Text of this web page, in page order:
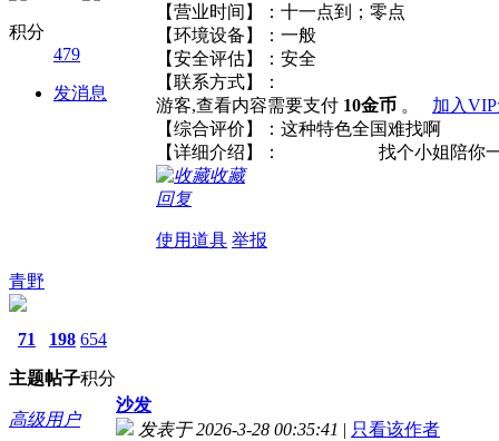
积分
479
发消息
【营业时间】：十一点到；零点
【环境设备】：一般
【安全评估】：安全
【联系方式】：
游客,查看内容需要支付 10金币 。 加入
【综合评价】：这种特色全
【详细介绍】： 找个小姐陪你一
收藏
回复
使用道具 举报
青野
71
主题
198
帖子
654
积分
高级用户
沙发
发表于 2026-3-28 00:35:41 | 只看该作者